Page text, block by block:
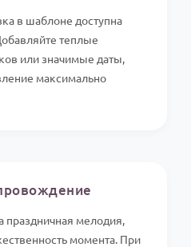
в шаблоне доступна
теплые
или значимые даты,
максимально
праздничная мелодия,
момента. При